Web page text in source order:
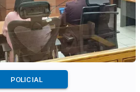
POLICIAL